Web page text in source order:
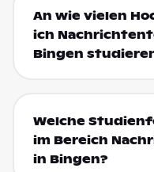
An wie vielen
ich
Bingen
Welche
im Bereich
in Bingen?